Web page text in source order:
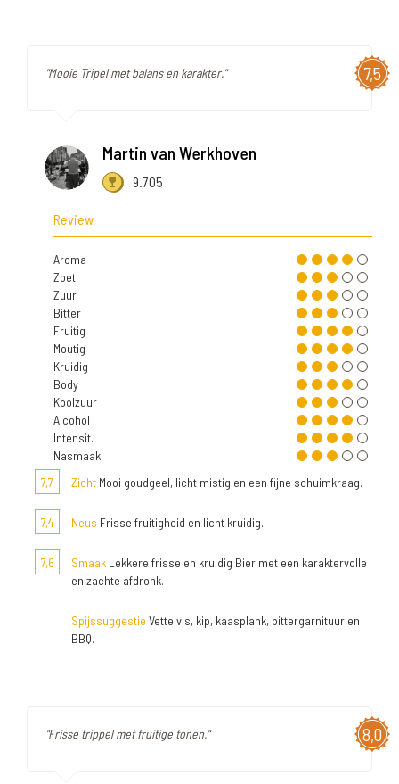
7,5
"Mooie Tripel met balans en karakter."
Martin van Werkhoven
9.705
Review
Aroma
Zoet
Zuur
Bitter
Fruitig
Moutig
Kruidig
Body
Koolzuur
Alcohol
Intensit.
Nasmaak
7,7
Zicht Mooi goudgeel, licht mistig en een fijne schuimkraag.
7,4 Neus Frisse fruitigheid en licht kruidig.
7,6 Smaak Lekkere frisse en kruidig Bier met een karaktervolle
en zachte afdronk.
Spijssuggestie Vette vis, kip, kaasplank, bittergarnituur en
BBQ.
8,0
"Frisse trippel met fruitige tonen."